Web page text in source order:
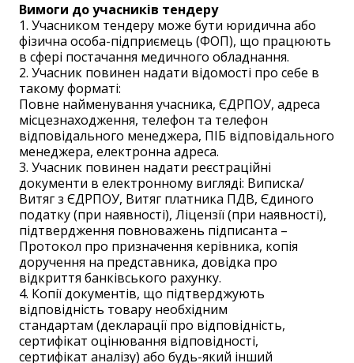
Вимоги до учасників тендеру
1. Учасником тендеру може бути юридична або
фізична особа-підприємець (ФОП), що працюють
в сфері постачання медичного обладнання.
2. Учасник повинен надати відомості про себе в
такому форматі:
Повне найменування учасника, ЄДРПОУ, адреса
місцезнаходження, телефон та телефон
відповідального менеджера, ПІБ відповідального
менеджера, електронна адреса.
3. Учасник повинен надати реєстраційні
документи в електронному вигляді: Виписка/
Витяг з ЄДРПОУ, Витяг платника ПДВ, Єдиного
податку (при наявності), Ліцензії (при наявності),
підтвердження повноважень підписанта –
Протокол про призначення керівника, копія
доручення на представника, довідка про
відкриття банківського рахунку.
4. Копії документів, що підтверджують
відповідність товару необхідним
стандартам (декларації про відповідність,
сертифікат оцінювання відповідності,
сертифікат аналізу) або будь-який інший